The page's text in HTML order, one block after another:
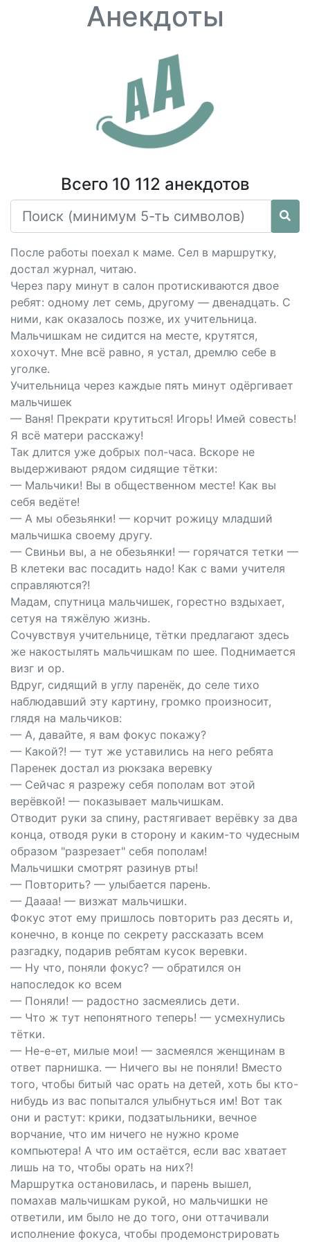
Анекдоты
Всего 10 112 анекдотов
После работы поехал к маме. Сел в маршрутку,
достал журнал, читаю.
Через пару минут в салон протискиваются двое
ребят: одному лет семь, другому — двенадцать. С
ними, как оказалось позже, их учительница.
Мальчишкам не сидится на месте, крутятся,
хохочут. Мне всё равно, я устал, дремлю себе в
уголке.
Учительница через каждые пять минут одёргивает
мальчишек
— Ваня! Прекрати крутиться! Игорь! Имей совесть!
Я всё матери расскажу!
Так длится уже добрых пол-часа. Вскоре не
выдерживают рядом сидящие тётки:
— Мальчики! Вы в общественном месте! Как вы
себя ведёте!
— А мы обезьянки! — корчит рожицу младший
мальчишка своему другу.
— Свиньи вы, а не обезьянки! — горячатся тетки —
В клетеки вас посадить надо! Как с вами учителя
справляются?!
Мадам, спутница мальчишек, горестно вздыхает,
сетуя на тяжёлую жизнь.
Сочувствуя учительнице, тётки предлагают здесь
же накостылять мальчишкам по шее. Поднимается
визг и ор.
Вдруг, сидящий в углу паренёк, до селе тихо
наблюдавший эту картину, громко произносит,
глядя на мальчиков:
— А, давайте, я вам фокус покажу?
— Какой?! — тут же уставились на него ребята
Паренек достал из рюкзака веревку
— Сейчас я разрежу себя пополам вот этой
верёвкой! — показывает мальчишкам.
Отводит руки за спину, растягивает верёвку за два
конца, отводя руки в сторону и каким-то чудесным
образом "разрезает" себя пополам!
Мальчишки смотрят разинув рты!
— Повторить? — улыбается парень.
— Даааа! — визжат мальчишки.
Фокус этот ему пришлось повторить раз десять и,
конечно, в конце по секрету рассказать всем
разгадку, подарив ребятам кусок веревки.
— Ну что, поняли фокус? — обратился он
напоследок ко всем
— Поняли! — радостно засмеялись дети.
— Что ж тут непонятного теперь! — усмехнулись
тётки.
— Не-е-ет, милые мои! — засмеялся женщинам в
ответ парнишка. — Ничего вы не поняли! Вместо
того, чтобы битый час орать на детей, хоть бы кто-
нибудь из вас попытался улыбнуться им! Вот так
они и растут: крики, подзатыльники, вечное
ворчание, что им ничего не нужно кроме
компьютера! А что им остаётся, если вас хватает
лишь на то, чтобы орать на них?!
Маршрутка остановилась, и парень вышел,
помахав мальчишкам рукой, но мальчишки не
ответили, им было не до того, они оттачивали
исполнение фокуса, чтобы продемонстрировать